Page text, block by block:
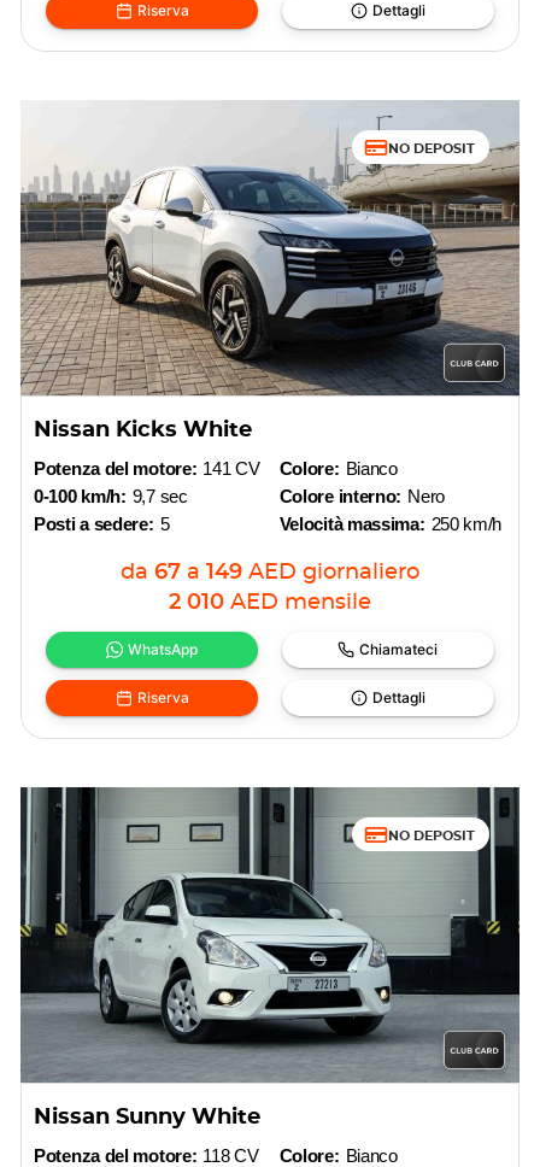
Riserva Dettagli
NO DEPOSIT
Nissan Kicks White
Potenza del motore: 141 CV
0-100 km/h: 9,7 sec
Posti a sedere: 5
Colore: Bianco
Colore interno: Nero
Velocità massima: 250 km/h
da 67 a 149 AED giornaliero
2 010 AED mensile
WhatsApp Chiamateci
Riserva Dettagli
NO DEPOSIT
Nissan Sunny White
Potenza del motore: 118 CV
Colore: Bianco